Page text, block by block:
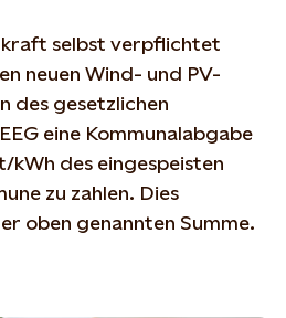
selbst verpflichtet
neuen Wind- und PV-
des gesetzlichen
eine Kommunalabgabe
kWh des eingespeisten
zu zahlen. Dies
oben genannten Summe.